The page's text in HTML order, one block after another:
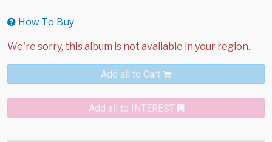
How To Buy
Add all to Cart
Add all to INTEREST